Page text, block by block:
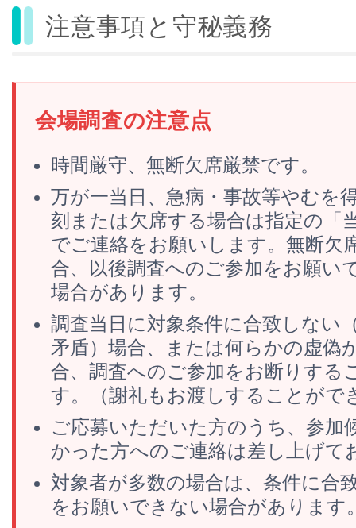
注意事項と守秘義務
会場調査の注意点
時間厳守、無断欠席厳禁です。
万が一当日、急病・事故等やむを
刻または欠席する場合は指定の「
でご連絡をお願いします。無断欠
合、以後調査へのご参加をお願い
場合があります。
調査当日に対象条件に合致しない
矛盾）場合、または何らかの虚偽
合、調査へのご参加をお断りする
す。（謝礼もお渡しすることがで
ご応募いただいた方のうち、参加
かった方へのご連絡は差し上げて
対象者が多数の場合は、条件に合
をお願いできない場合があります